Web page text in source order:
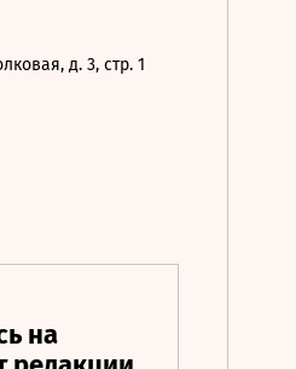
д. 3, стр. 1